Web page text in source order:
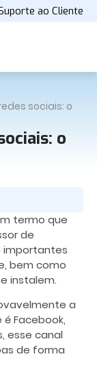
ao Cliente
sociais: o
o
termo que
de
importantes
bem como
instalem.
a
Facebook,
esse canal
de forma